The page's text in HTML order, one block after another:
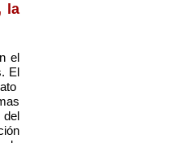
la
el
El
del